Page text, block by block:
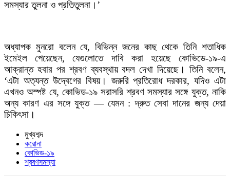
সমস্যার তুলনা ও প্রতিতুলনা।’
অধ্যাপক মুনরো বলেন যে, বিভিন্ন জনের কাছ থেকে তিনি শতাধিক
ইমেইল পেয়েছেন, যেগুলোতে দাবি করা হয়েছে কোভিডে-১৯-এ
আক্রান্ত হবার পর শ্রবণ ব্যবস্থায় বদল দেখা দিয়েছে। তিনি বলেন,
‘এটা অত্যন্ত উদ্বেগের বিষয়। জরুরি প্রতিরোধ দরকার, যদিও এটা
এখনও অস্পষ্ট যে, কোভিড-১৯ সরাসরি শ্রবণ সমস্যার সঙ্গে যুক্ত, নাকি
অন্য কারণ এর সঙ্গে যুক্ত — যেমন : দ্রুত সেবা দানের জন্য দেয়া
চিকিৎসা।
মুখ্যশব্দ
করোনা
কোভিড-১৯
শ্রবণসমস্যা